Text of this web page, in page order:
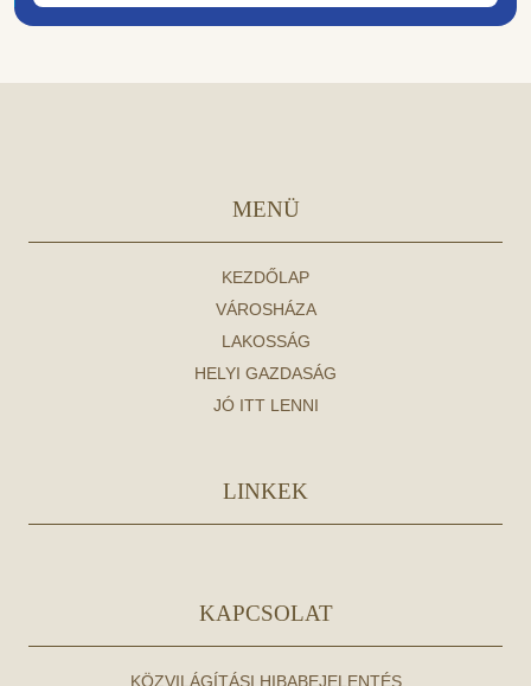
MENÜ
KEZDŐLAP
VÁROSHÁZA
LAKOSSÁG
HELYI GAZDASÁG
JÓ ITT LENNI
LINKEK
KAPCSOLAT
KÖZVILÁGÍTÁSI HIBABEJELENTÉS